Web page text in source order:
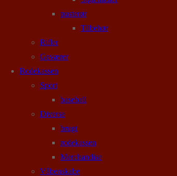
pusterør
Tilbehør
Rifler
Geværer
Rodekassen
Sport
baseball
Diverse
brugt
rodekassen
Merchandise
Våbenskabe